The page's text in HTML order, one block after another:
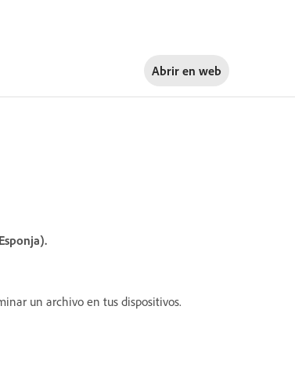
Abrir en web
un archivo en tus dispositivos.